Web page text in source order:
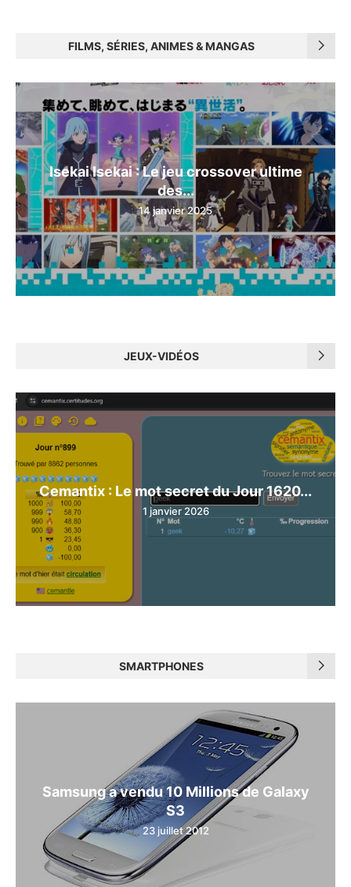
FILMS, SÉRIES, ANIMES & MANGAS
Isekai Isekai : Le jeu crossover ultime
des...
14 janvier 2025
JEUX-VIDÉOS
Cemantix : Le mot secret du Jour 1620...
1 janvier 2026
SMARTPHONES
Samsung a vendu 10 Millions de Galaxy
S3
23 juillet 2012